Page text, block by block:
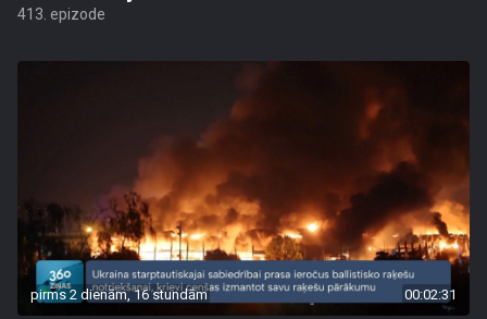
413. epizode
pirms 2 dienām, 16 stundām 00:02:31